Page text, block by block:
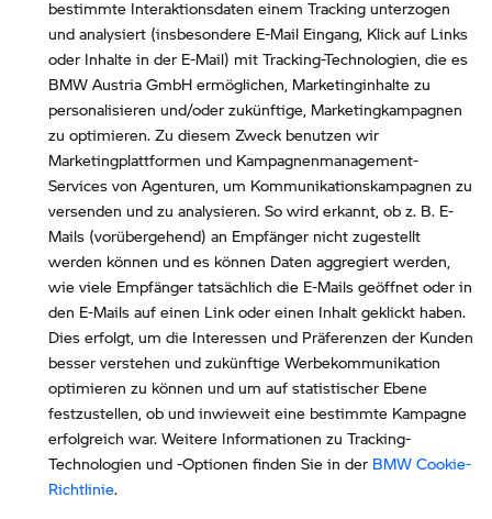
bestimmte Interaktionsdaten einem Tracking unterzogen
und analysiert (insbesondere E-Mail Eingang, Klick auf Links
oder Inhalte in der E-Mail) mit Tracking-Technologien, die es
BMW Austria GmbH ermöglichen, Marketinginhalte zu
personalisieren und/oder zukünftige, Marketingkampagnen
zu optimieren. Zu diesem Zweck benutzen wir
Marketingplattformen und Kampagnenmanagement-
Services von Agenturen, um Kommunikationskampagnen zu
versenden und zu analysieren. So wird erkannt, ob z. B. E-
Mails (vorübergehend) an Empfänger nicht zugestellt
werden können und es können Daten aggregiert werden,
wie viele Empfänger tatsächlich die E-Mails geöffnet oder in
den E-Mails auf einen Link oder einen Inhalt geklickt haben.
Dies erfolgt, um die Interessen und Präferenzen der Kunden
besser verstehen und zukünftige Werbekommunikation
optimieren zu können und um auf statistischer Ebene
festzustellen, ob und inwieweit eine bestimmte Kampagne
erfolgreich war. Weitere Informationen zu Tracking-
Technologien und -Optionen finden Sie in der BMW Cookie-
Richtlinie.